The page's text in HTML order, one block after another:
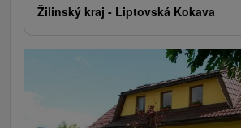
Žilinský kraj - Liptovská Kokava